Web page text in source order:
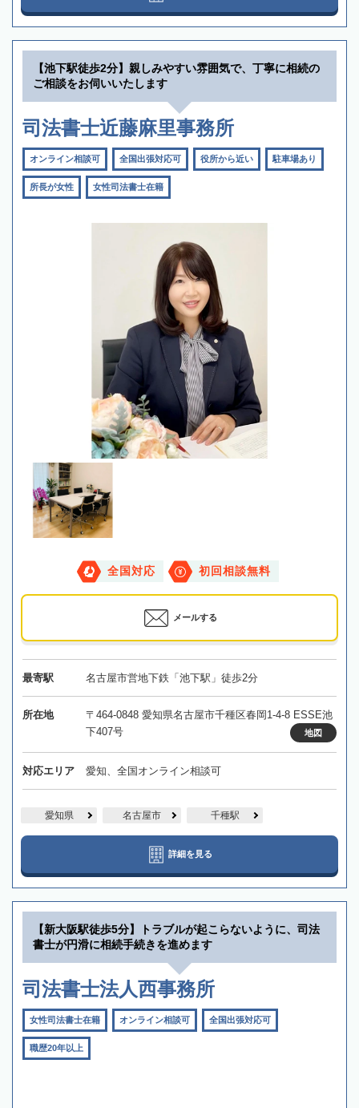
【池下駅徒歩2分】親しみやすい雰囲気で、丁寧に相続の
ご相談をお伺いいたします
司法書士近藤麻里事務所
オンライン相談可 全国出張対応可 役所から近い 駐車場あり
所長が女性 女性司法書士在籍
全国対応 初回相談無料
メールする
最寄駅 名古屋市営地下鉄「池下駅」徒歩2分
所在地
〒464-0848 愛知県名古屋市千種区春岡1-4-8 ESSE池
下407号
地図
対応エリア 愛知、全国オンライン相談可
愛知県 名古屋市 千種駅
詳細を見る
【新大阪駅徒歩5分】トラブルが起こらないように、司法
書士が円滑に相続手続きを進めます
司法書士法人西事務所
女性司法書士在籍 オンライン相談可 全国出張対応可
職歴20年以上